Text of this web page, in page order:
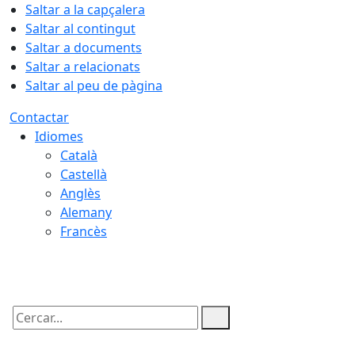
Saltar a la capçalera
Saltar al contingut
Saltar a documents
Saltar a relacionats
Saltar al peu de pàgina
Contactar
Idiomes
Català
Castellà
Anglès
Alemany
Francès
Cercar: